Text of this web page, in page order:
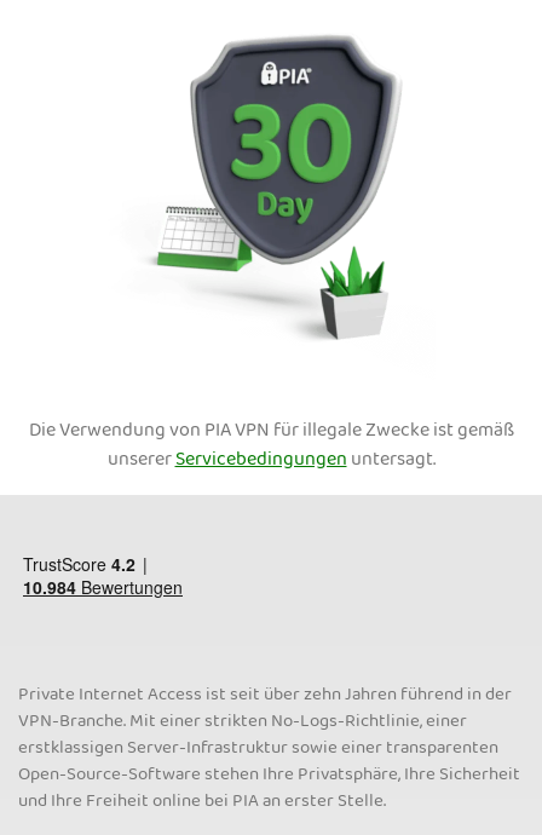
Die Verwendung von PIA VPN für illegale Zwecke ist gemäß
unsererServicebedingungenuntersagt.
Private Internet Access ist seit über zehn Jahren führend in der
VPN-Branche. Mit einer strikten No-Logs-Richtlinie, einer
erstklassigen Server-Infrastruktur sowie einer transparenten
Open-Source-Software stehen Ihre Privatsphäre, Ihre Sicherheit
und Ihre Freiheit online bei PIA an erster Stelle.